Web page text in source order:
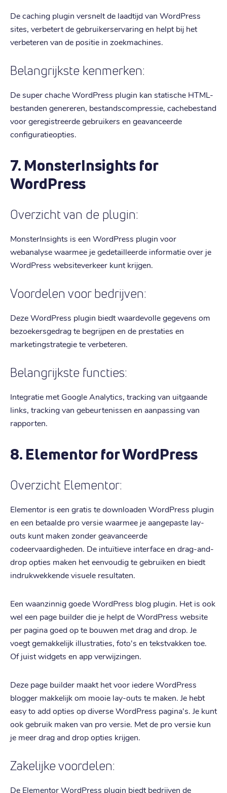
De caching plugin versnelt de laadtijd van WordPress
sites, verbetert de gebruikerservaring en helpt bij het
verbeteren van de positie in zoekmachines.
Belangrijkste kenmerken:
De super chache WordPress plugin kan statische HTML-
bestanden genereren, bestandscompressie, cachebestand
voor geregistreerde gebruikers en geavanceerde
configuratieopties.
7. MonsterInsights for
WordPress
Overzicht van de plugin:
MonsterInsights is een WordPress plugin voor
webanalyse waarmee je gedetailleerde informatie over je
WordPress websiteverkeer kunt krijgen.
Voordelen voor bedrijven:
Deze WordPress plugin biedt waardevolle gegevens om
bezoekersgedrag te begrijpen en de prestaties en
marketingstrategie te verbeteren.
Belangrijkste functies:
Integratie met Google Analytics, tracking van uitgaande
links, tracking van gebeurtenissen en aanpassing van
rapporten.
8. Elementor for WordPress
Overzicht Elementor:
Elementor is een gratis te downloaden WordPress plugin
en een betaalde pro versie waarmee je aangepaste lay-
outs kunt maken zonder geavanceerde
codeervaardigheden. De intuïtieve interface en drag-and-
drop opties maken het eenvoudig te gebruiken en biedt
indrukwekkende visuele resultaten.
Een waanzinnig goede WordPress blog plugin. Het is ook
wel een page builder die je helpt de WordPress website
per pagina goed op te bouwen met drag and drop. Je
voegt gemakkelijk illustraties, foto's en tekstvakken toe.
Of juist widgets en app verwijzingen.
Deze page builder maakt het voor iedere WordPress
blogger makkelijk om mooie lay-outs te maken. Je hebt
easy to add opties op diverse WordPress pagina's. Je kunt
ook gebruik maken van pro versie. Met de pro versie kun
je meer drag and drop opties krijgen.
Zakelijke voordelen:
De Elementor WordPress plugin biedt bedrijven de